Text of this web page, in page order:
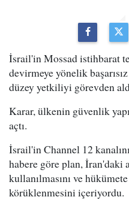
İsrail'in Mossad istihbarat
devirmeye yönelik
düzey yetkiliyi görevden
Karar, ülkenin güvenlik
açtı.
İsrail'in Channel 12
habere göre plan, İran'daki
kullanılmasını ve
körüklenmesini içeriyordu.